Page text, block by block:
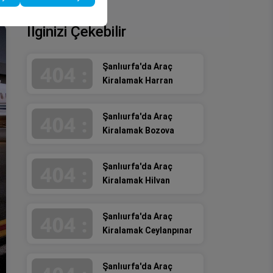
İlginizi Çekebilir
Şanlıurfa'da Araç
Kiralamak Harran
Şanlıurfa'da Araç
Kiralamak Bozova
Şanlıurfa'da Araç
Kiralamak Hilvan
Şanlıurfa'da Araç
Kiralamak Ceylanpınar
Şanlıurfa'da Araç